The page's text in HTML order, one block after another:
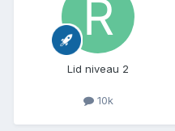
Lid niveau 2
10k